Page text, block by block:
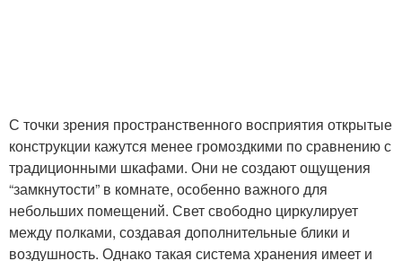
С точки зрения пространственного восприятия открытые
конструкции кажутся менее громоздкими по сравнению с
традиционными шкафами. Они не создают ощущения
“замкнутости” в комнате, особенно важного для
небольших помещений. Свет свободно циркулирует
между полками, создавая дополнительные блики и
воздушность. Однако такая система хранения имеет и